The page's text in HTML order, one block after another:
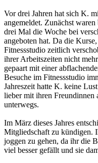
Vor drei Jahren hat sich K.
angemeldet. Zunächst
drei Mal die Woche bei
angeboten hat. Da die
Fitnessstudio zeitlich
ihrer Arbeitszeiten nicht
gepaart mit einer
Besuche im Fitnessstudio
Jahreszeit hatte K. keine
lieber mit ihren Freundinnen
unterwegs.
Im März dieses Jahres
Mitgliedschaft zu kündigen.
joggen zu gehen, da ihr die
viel besser gefällt und sie